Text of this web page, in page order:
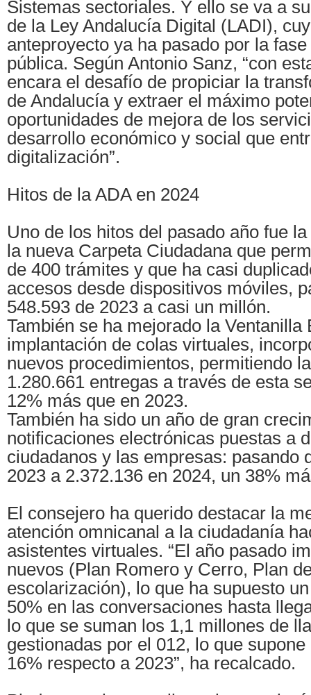
Sistemas sectoriales. Y ello se va a
de la Ley Andalucía Digital (LADI),
anteproyecto ya ha pasado por la
pública. Según Antonio Sanz, “con
encara el desafío de propiciar la
de Andalucía y extraer el máximo
oportunidades de mejora de los
desarrollo económico y social que
digitalización”.
Hitos de la ADA en 2024
Uno de los hitos del pasado año fue
la nueva Carpeta Ciudadana que
de 400 trámites y que ha casi
accesos desde dispositivos móviles,
548.593 de 2023 a casi un millón.
También se ha mejorado la Ventanilla
implantación de colas virtuales,
nuevos procedimientos, permitiendo
1.280.661 entregas a través de esta
12% más que en 2023.
También ha sido un año de gran
notificaciones electrónicas puestas a
ciudadanos y las empresas: pasando
2023 a 2.372.136 en 2024, un 38%
El consejero ha querido destacar la
atención omnicanal a la ciudadanía
asistentes virtuales. “El año pasado
nuevos (Plan Romero y Cerro, Plan
escolarización), lo que ha supuesto
50% en las conversaciones hasta
lo que se suman los 1,1 millones de
gestionadas por el 012, lo que
16% respecto a 2023”, ha recalcado.